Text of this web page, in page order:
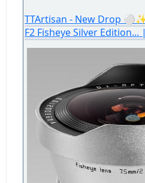
TTArtisan - New Drop
F2 Fisheye Silver